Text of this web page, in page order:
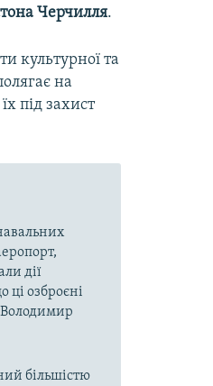
Черчилля.
культурної та
на
під захист
дії
ці озброєні
Володимир
більшістю